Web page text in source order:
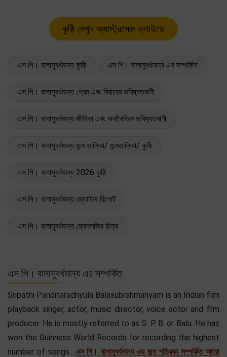
এস পি। বালাসুবর্ধমান্য কুষ্ঠি এস পি। বালাসুবর্ধমান্য এর সম্পর্কিত
এস পি। বালাসুবর্ধমান্য প্রেম এবং বিবাহের ভবিষ্যতবাণী
এস পি। বালাসুবর্ধমান্য জীবিকা এবং অর্থনৈতিক ভবিষ্যতবাণী
এস পি। বালাসুবর্ধমান্য জন্ম তালিকা/ জন্মতালিকা/ কুষ্ঠি
এস পি। বালাসুবর্ধমান্য 2026 কুষ্ঠি
এস পি। বালাসুবর্ধমান্য জ্যোতিষ রিপোর্ট
এস পি। বালাসুবর্ধমান্য ফ্রেনলজির চিত্র
এস পি। বালাসুবর্ধমান্য এর সম্পর্কিত
Sripathi Panditaradhyula Balasubrahmanyam is an Indian film
playback singer, actor, music director, voice actor and film
producer. He is mostly referred to as S. P. B. or Balu. He has
won the Guinness World Records for recording the highest
number of songs....এস পি। বালাসুবর্ধমান্য এর জন্ম পত্রিকা সম্পর্কিত আরো